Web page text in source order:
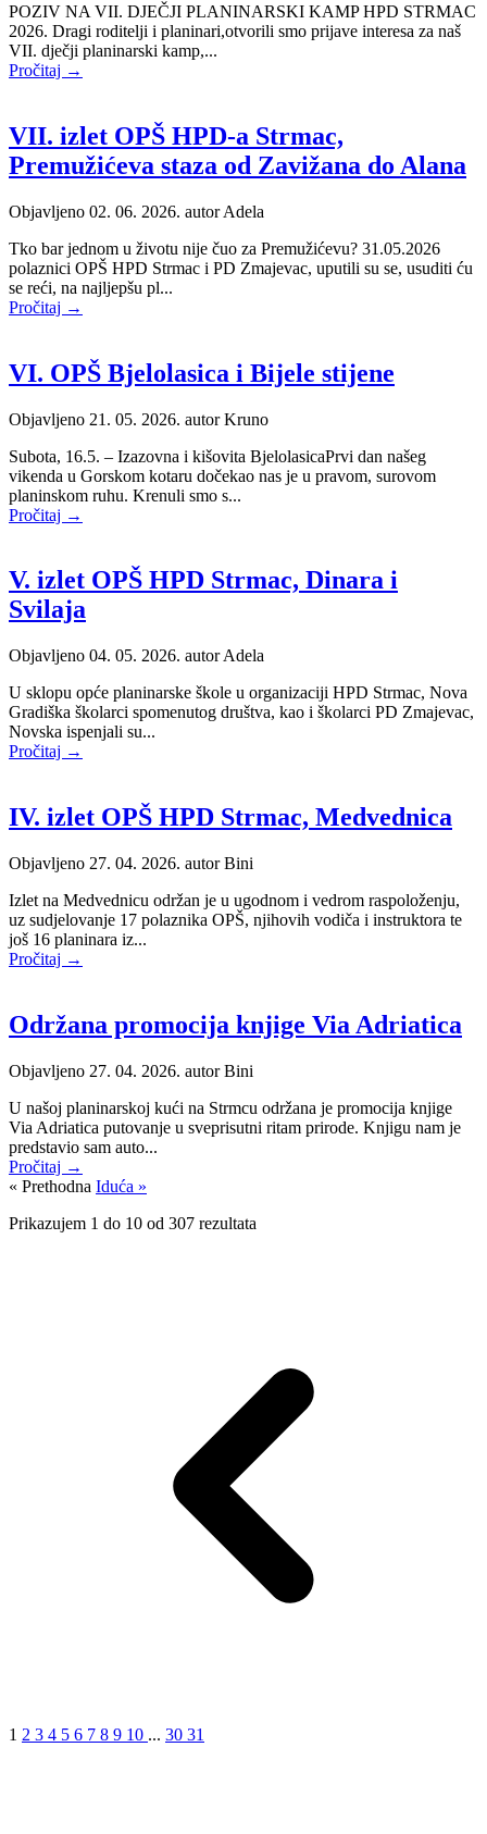
POZIV NA VII. DJEČJI PLANINARSKI KAMP HPD STRMAC
2026. Dragi roditelji i planinari,otvorili smo prijave interesa za naš
VII. dječji planinarski kamp,...
Pročitaj →
VII. izlet OPŠ HPD-a Strmac,
Premužićeva staza od Zavižana do Alana
Objavljeno 02. 06. 2026. autorAdela
Tko bar jednom u životu nije čuo za Premužićevu? 31.05.2026
polaznici OPŠ HPD Strmac i PD Zmajevac, uputili su se, usuditi ću
se reći, na najljepšu pl...
Pročitaj →
VI. OPŠ Bjelolasica i Bijele stijene
Objavljeno 21. 05. 2026. autorKruno
Subota, 16.5. – Izazovna i kišovita BjelolasicaPrvi dan našeg
vikenda u Gorskom kotaru dočekao nas je u pravom, surovom
planinskom ruhu. Krenuli smo s...
Pročitaj →
V. izlet OPŠ HPD Strmac, Dinara i
Svilaja
Objavljeno 04. 05. 2026. autorAdela
U sklopu opće planinarske škole u organizaciji HPD Strmac, Nova
Gradiška školarci spomenutog društva, kao i školarci PD Zmajevac,
Novska ispenjali su...
Pročitaj →
IV. izlet OPŠ HPD Strmac, Medvednica
Objavljeno 27. 04. 2026. autorBini
Izlet na Medvednicu održan je u ugodnom i vedrom raspoloženju,
uz sudjelovanje 17 polaznika OPŠ, njihovih vodiča i instruktora te
još 16 planinara iz...
Pročitaj →
Održana promocija knjige Via Adriatica
Objavljeno 27. 04. 2026. autorBini
U našoj planinarskoj kući na Strmcu održana je promocija knjige
Via Adriatica putovanje u sveprisutni ritam prirode. Knjigu nam je
predstavio sam auto...
Pročitaj →
« Prethodna Iduća »
Prikazujem 1 do 10 od 307 rezultata
1 2 3 4 5 6 7 8 9 10 ... 30 31